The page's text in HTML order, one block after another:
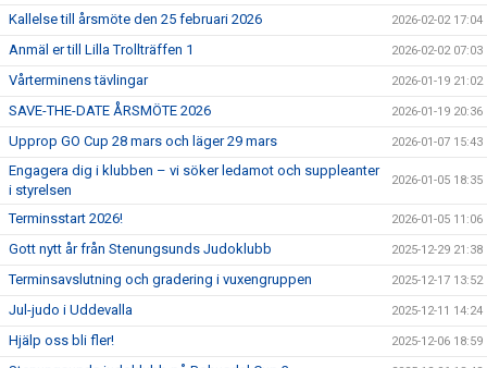
Kallelse till årsmöte den 25 februari 2026 2026-02-02 17:04
Anmäl er till Lilla Trollträffen 1 2026-02-02 07:03
Vårterminens tävlingar 2026-01-19 21:02
SAVE-THE-DATE ÅRSMÖTE 2026 2026-01-19 20:36
Upprop GO Cup 28 mars och läger 29 mars 2026-01-07 15:43
Engagera dig i klubben – vi söker ledamot och suppleanter
i styrelsen
2026-01-05 18:35
Terminsstart 2026! 2026-01-05 11:06
Gott nytt år från Stenungsunds Judoklubb 2025-12-29 21:38
Terminsavslutning och gradering i vuxengruppen 2025-12-17 13:52
Jul-judo i Uddevalla 2025-12-11 14:24
Hjälp oss bli fler! 2025-12-06 18:59